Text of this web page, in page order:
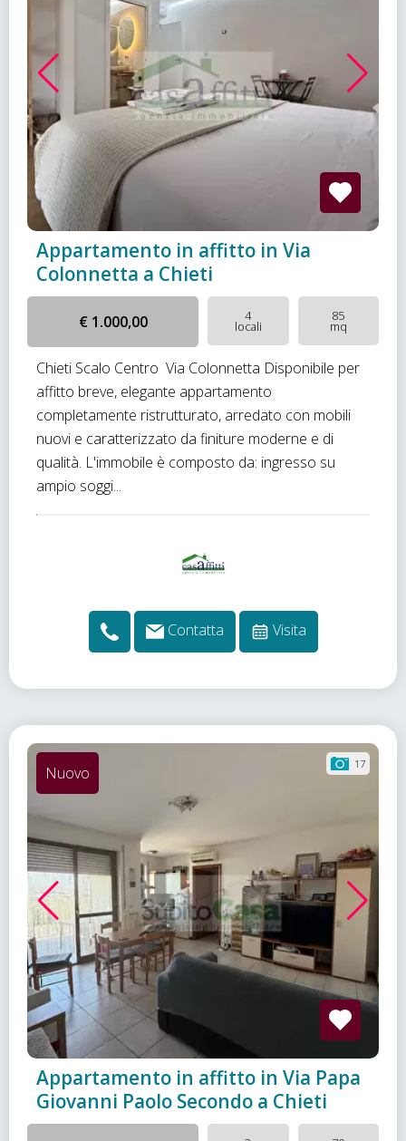
Appartamento in affitto in Via
Colonnetta a Chieti
€ 1.000,00 4
locali
85
mq
Chieti Scalo Centro  Via Colonnetta Disponibile per
affitto breve, elegante appartamento
completamente ristrutturato, arredato con mobili
nuovi e caratterizzato da finiture moderne e di
qualità. L'immobile è composto da: ingresso su
ampio soggi...
Contatta Visita
17
Nuovo
Appartamento in affitto in Via Papa
Giovanni Paolo Secondo a Chieti